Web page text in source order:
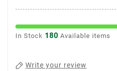
In Stock 180 Available items
Write your review